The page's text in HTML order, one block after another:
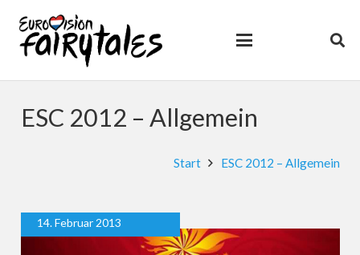
ESC 2012 – Allgemein
Start ESC 2012 – Allgemein
14. Februar 2013